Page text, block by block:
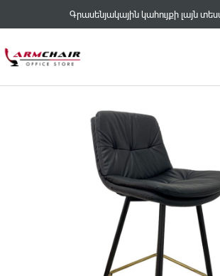
Գրասենյակային կահույքի լայն